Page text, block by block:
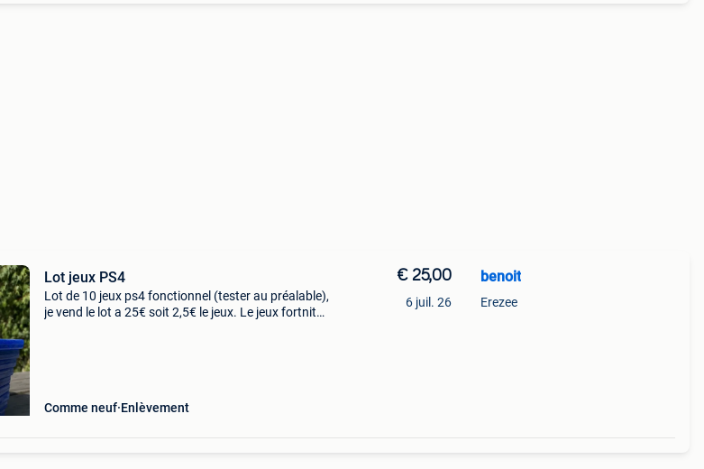
Lot jeux PS4
Lot de 10 jeux ps4 fonctionnel (tester au préalable),
je vend le lot a 25€ soit 2,5€ le jeux. Le jeux fortnite
Comme neuf Enlèvement
€ 25,00
6 juil. 26
benoit
Erezee